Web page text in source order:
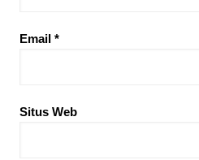
Email *
Situs Web